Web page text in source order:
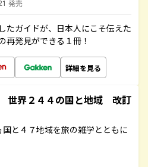
発売
たガイドが、日本人にこそ伝えた
再発見ができる１冊！
詳細を見る
世界２４４の国と地域 改訂
国と４７地域を旅の雑学とともに